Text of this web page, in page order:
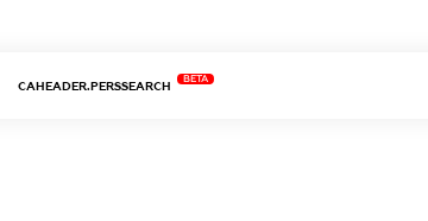
CAHEADER.PERSSEARCH
BETA